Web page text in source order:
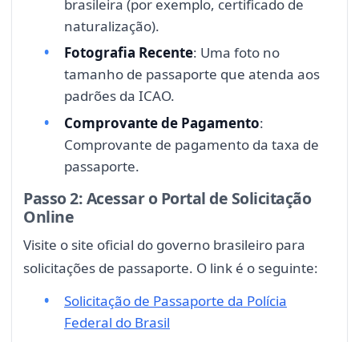
brasileira (por exemplo, certificado de
naturalização).
Fotografia Recente: Uma foto no
tamanho de passaporte que atenda aos
padrões da ICAO.
Comprovante de Pagamento:
Comprovante de pagamento da taxa de
passaporte.
Passo 2: Acessar o Portal de Solicitação
Online
Visite o site oficial do governo brasileiro para
solicitações de passaporte. O link é o seguinte:
Solicitação de Passaporte da Polícia
Federal do Brasil